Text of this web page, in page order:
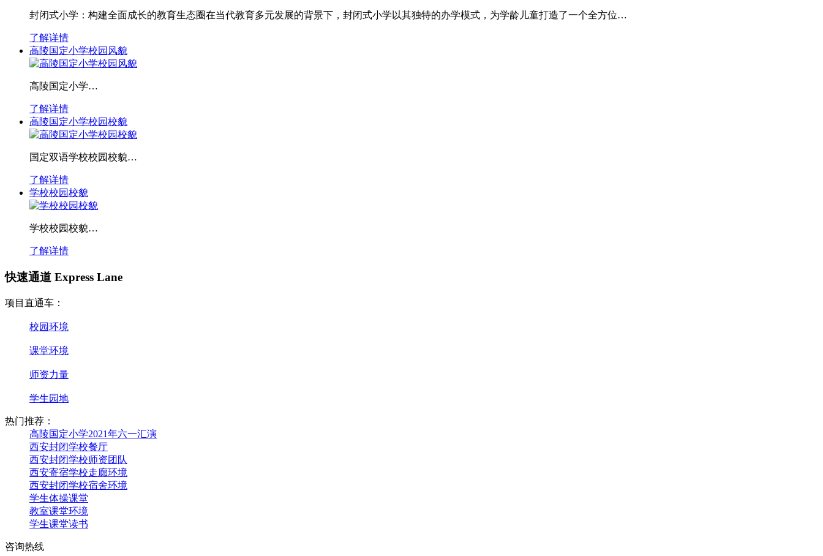
封闭式小学：构建全面成长的教育生态圈在当代教育多元发展的背景下，封闭式小学以其独特的办学模式，为学龄儿童打造了一个全方位…
了解详情
高陵国定小学校园风貌
高陵国定小学…
了解详情
高陵国定小学校园校貌
国定双语学校校园校貌…
了解详情
学校校园校貌
学校校园校貌…
了解详情
快速通道 Express Lane
项目直通车：
校园环境
课堂环境
师资力量
学生园地
热门推荐：
高陵国定小学2021年六一汇演
西安封闭学校餐厅
西安封闭学校师资团队
西安寄宿学校走廊环境
西安封闭学校宿舍环境
学生体操课堂
教室课堂环境
学生课堂读书
咨询热线